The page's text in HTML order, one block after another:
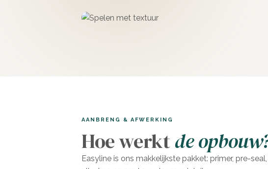
AANBRENG & AFWERKING
Hoe werktde
Easyline is ons makkelijkste pakket: primer, pre-